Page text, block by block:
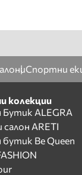
Спортни
колекции
ALEGRA
салон ARETI
Be Queen